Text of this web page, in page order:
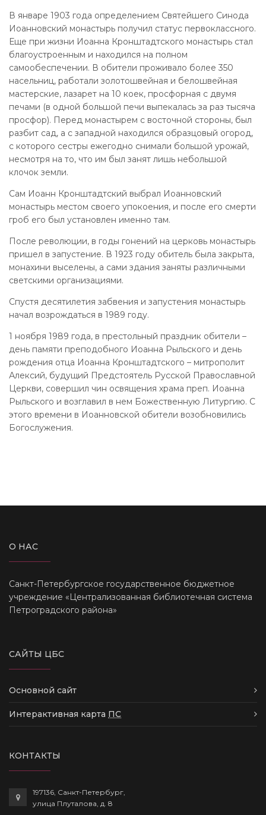
В январе 1903 года определением Святейшего Синода
Иоанновский монастырь получил статус первоклассного.
Еще при жизни Иоанна Кронштадтского монастырь стал
благоустроенным и находился на полном
самообеспечении. В обители проживало более 350
насельниц, работали золотошвейная и белошвейная
мастерские, лазарет на 10 коек, просфорная с двумя
печами (в одной большой печи выпекалась за раз тысяча
просфор). Перед монастырем с восточной стороны, был
разбит сад, а с западной находился образцовый огород,
с которого сестры ежегодно снимали большой урожай,
несмотря на то, что им был занят лишь небольшой
клочок земли.
Сам Иоанн Кронштадтский выбрал Иоанновский
монастырь местом своего упокоения, и после его смерти
гроб его был установлен именно там.
После революции, в годы гонений на церковь монастырь
пришел в запустение. В 1923 году обитель была закрыта,
монахини выселены, а сами здания заняты различными
светскими организациями.
Спустя десятилетия забвения и запустения монастырь
начал возрождаться в 1989 году.
1 ноября 1989 года, в престольный праздник обители –
день памяти преподобного Иоанна Рыльского и день
рождения отца Иоанна Кронштадтского – митрополит
Алексий, будущий Предстоятель Русской Православной
Церкви, совершил чин освящения храма преп. Иоанна
Рыльского и возглавил в нем Божественную Литургию. С
этого времени в Иоанновской обители возобновились
Богослужения.
О НАС
Санкт-Петербургское государственное бюджетное
учреждение «Централизованная библиотечная система
Петроградского района»
САЙТЫ ЦБС
Основной сайт
Интерактивная карта ПС
КОНТАКТЫ
197136, Санкт-Петербург,
улица Плуталова, д. 8